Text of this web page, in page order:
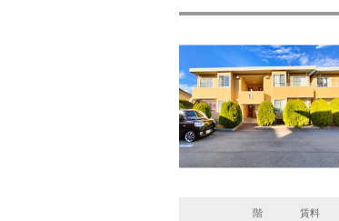
階 賃料